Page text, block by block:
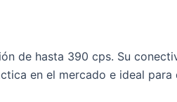
de hasta 390 cps. Su
en el mercado e ideal